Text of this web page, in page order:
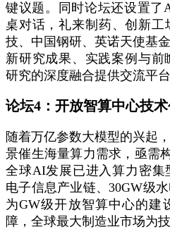
键议题。同时论坛还设置了
桌对话，礼来制药、创新
技、中国钢研、英诺天使基
新研究成果、实践案例与
研究的深度融合提供交流平台
论坛4：开放智算中心技
随着万亿参数大模型的兴起
景催生海量算力需求，亟需
全球AI发展已进入算力密集
电子信息产业链、30GW级
为GW级开放智算中心的建
障，全球最大制造业市场为